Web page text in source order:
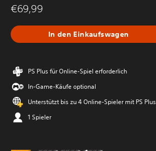
€69,99
In den Einkaufswagen
PS Plus für Online-Spiel erforderlich
In-Game-Käufe optional
Unterstützt bis zu 4 Online-Spieler mit PS Plus
1 Spieler